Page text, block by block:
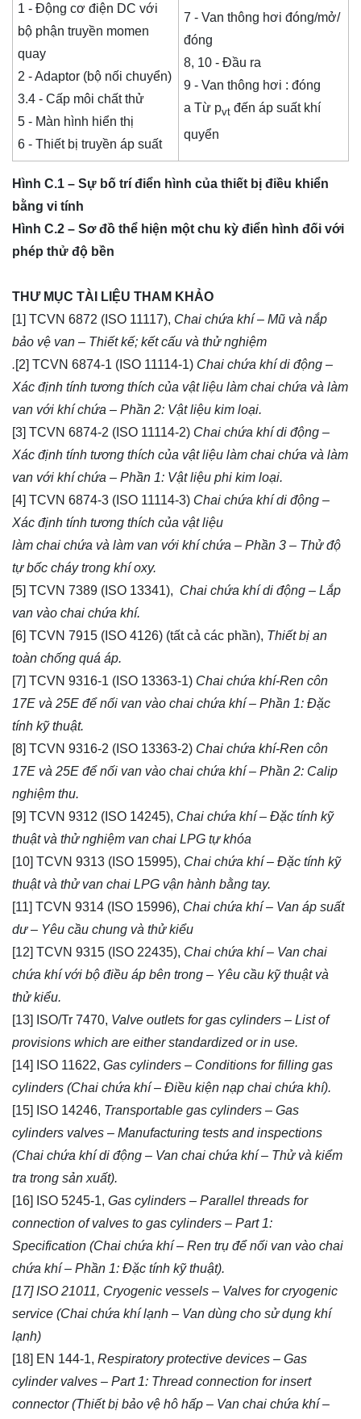
1 - Động cơ điện DC với
bộ phận truyền momen
quay
2 - Adaptor (bộ nối chuyển)
3.4 - Cấp môi chất thử
5 - Màn hình hiển thị
6 - Thiết bị truyền áp suất
7 - Van thông hơi đóng/mở/
đóng
8, 10 - Đầu ra
9 - Van thông hơi : đóng
a Từ pvt đến áp suất khí
quyển
Hình C.1 – Sự bố trí điển hình của thiết bị điều khiển
bằng vi tính
Hình C.2 – Sơ đồ thể hiện một chu kỳ điển hình đối với
phép thử độ bền
THƯ MỤC TÀI LIỆU THAM KHẢO
[1] TCVN 6872 (ISO 11117), Chai chứa khí – Mũ và nắp
bảo vệ van – Thiết kế; kết cấu và thử nghiệm
.[2] TCVN 6874-1 (ISO 11114-1) Chai chứa khí di động –
Xác định tính tương thích của vật liệu làm chai chứa và làm
van với khí chứa – Phần 2: Vật liệu kim loại.
[3] TCVN 6874-2 (ISO 11114-2) Chai chứa khí di động –
Xác định tính tương thích của vật liệu làm chai chứa và làm
van với khí chứa – Phần 1: Vật liệu phi kim loại.
[4] TCVN 6874-3 (ISO 11114-3) Chai chứa khí di động –
Xác định tính tương thích của vật liệu
làm chai chứa và làm van với khí chứa – Phần 3 – Thử độ
tự bốc cháy trong khí oxy.
[5] TCVN 7389 (ISO 13341), Chai chứa khí di động – Lắp
van vào chai chứa khí.
[6] TCVN 7915 (ISO 4126) (tất cả các phần), Thiết bị an
toàn chống quá áp.
[7] TCVN 9316-1 (ISO 13363-1) Chai chứa khí-Ren côn
17E và 25E để nối van vào chai chứa khí – Phần 1: Đặc
tính kỹ thuật.
[8] TCVN 9316-2 (ISO 13363-2) Chai chứa khí-Ren côn
17E và 25E để nối van vào chai chứa khí – Phần 2: Calip
nghiệm thu.
[9] TCVN 9312 (ISO 14245), Chai chứa khí – Đặc tính kỹ
thuật và thử nghiệm van chai LPG tự khóa
[10] TCVN 9313 (ISO 15995), Chai chứa khí – Đặc tính kỹ
thuật và thử van chai LPG vận hành bằng tay.
[11] TCVN 9314 (ISO 15996), Chai chứa khí – Van áp suất
dư – Yêu cầu chung và thử kiểu
[12] TCVN 9315 (ISO 22435), Chai chứa khí – Van chai
chứa khí với bộ điều áp bên trong – Yêu cầu kỹ thuật và
thử kiểu.
[13] ISO/Tr 7470, Valve outlets for gas cylinders – List of
provisions which are either standardized or in use.
[14] ISO 11622, Gas cylinders – Conditions for filling gas
cylinders (Chai chứa khí – Điều kiện nạp chai chứa khí).
[15] ISO 14246, Transportable gas cylinders – Gas
cylinders valves – Manufacturing tests and inspections
(Chai chứa khí di động – Van chai chứa khí – Thử và kiểm
tra trong sản xuất).
[16] ISO 5245-1, Gas cylinders – Parallel threads for
connection of valves to gas cylinders – Part 1:
Specification (Chai chứa khí – Ren trụ để nối van vào chai
chứa khí – Phần 1: Đặc tính kỹ thuật).
[17] ISO 21011, Cryogenic vessels – Valves for cryogenic
service (Chai chứa khí lạnh – Van dùng cho sử dụng khí
lạnh)
[18] EN 144-1, Respiratory protective devices – Gas
cylinder valves – Part 1: Thread connection for insert
connector (Thiết bị bảo vệ hô hấp – Van chai chứa khí –